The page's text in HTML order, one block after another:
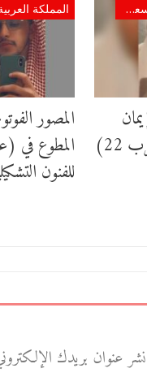
المملكة العربية السعودية
اليوسف في (عرب 22)
المصور
للفنون
عنوان بريدك